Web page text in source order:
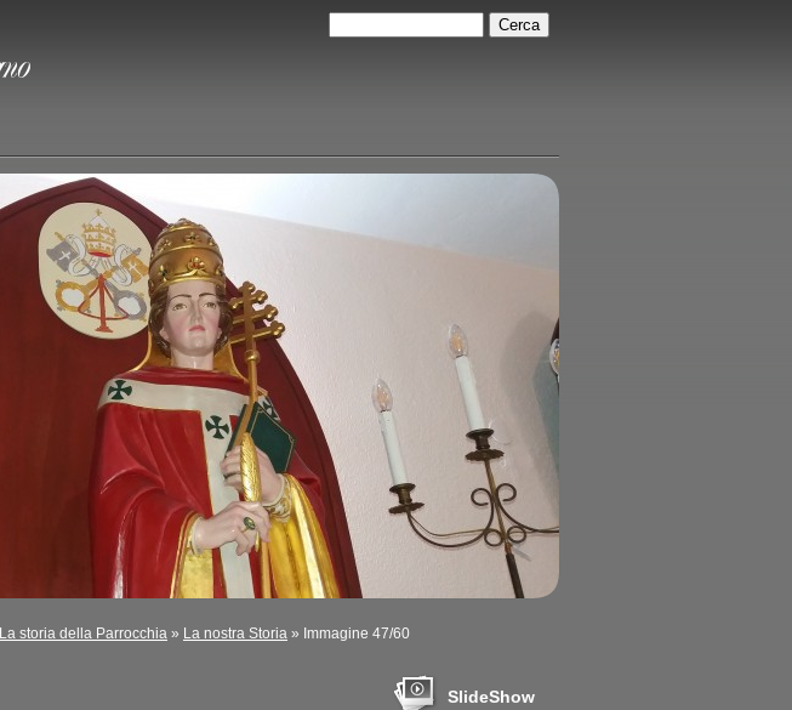
La storia della Parrocchia » La nostra Storia » Immagine 47/60
SlideShow